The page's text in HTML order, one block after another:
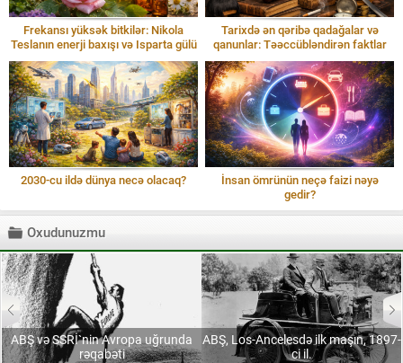
Frekansı yüksək bitkilər: Nikola
Teslanın enerji baxışı və Isparta gülü
Tarixdə ən qəribə qadağalar və
qanunlar: Təəccübləndirən faktlar
2030-cu ildə dünya necə olacaq?
İnsan ömrünün neçə faizi nəyə
gedir?
Oxudunuzmu
ABŞ, Los-Ancelesdə ilk maşın, 1897-
ci il.
Təzə, dadlı meyvə və tərəvəzi
seçməyin sirri